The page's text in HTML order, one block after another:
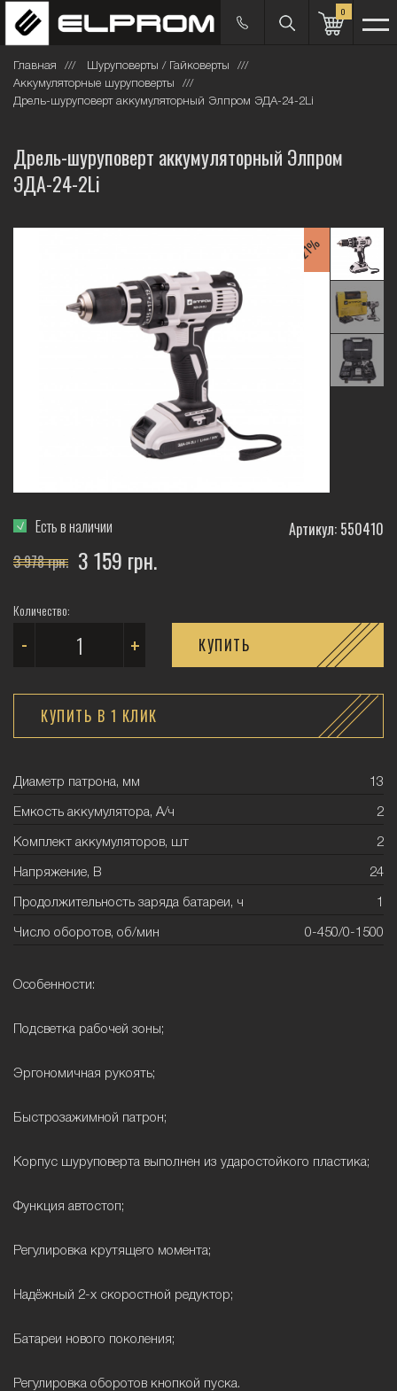
0
Главная
Шуруповерты / Гайковерты
Аккумуляторные шуруповерты
Дрель-шуруповерт аккумуляторный Элпром ЭДА-24-2Li
Дрель-шуруповерт аккумуляторный Элпром
ЭДА-24-2Li
-21%
Есть в наличии
Артикул: 550410
3 978 грн. 3 159 грн.
Количество:
- + КУПИТЬ
КУПИТЬ В 1 КЛИК
Диаметр патрона, мм 13
Емкость аккумулятора, А/ч 2
Комплект аккумуляторов, шт 2
Напряжение, В 24
Продолжительность заряда батареи, ч 1
Число оборотов, об/мин 0-450/0-1500
Особенности:
Подсветка рабочей зоны;
Эргономичная рукоять;
Быстрозажимной патрон;
Корпус шуруповерта выполнен из ударостойкого пластика;
Функция автостоп;
Регулировка крутящего момента;
Надёжный 2-х скоростной редуктор;
Батареи нового поколения;
Регулировка оборотов кнопкой пуска.